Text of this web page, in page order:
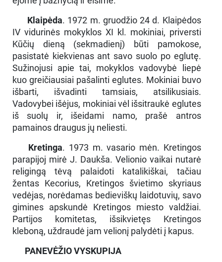
Klaipėda. 1972 m. gruodžio 24 d. Klaipėdos
IV vidurinės mokyklos XI kl. mokiniai, priversti
Kūčių dieną (sekmadienį) būti pamokose,
pasistatė kiekvienas ant savo suolo po eglutę.
Sužinojusi apie tai, mokyklos vadovybė liepė
kuo greičiausiai pašalinti eglutes. Mokiniai buvo
išbarti, išvadinti tamsiais, atsilikusiais.
Vadovybei išėjus, mokiniai vėl išsitraukė eglutes
iš suolų ir, išeidami namo, prašė antros
pamainos draugus jų neliesti.
Kretinga. 1973 m. vasario mėn. Kretingos
parapijoj mirė J. Daukša. Velionio vaikai nutarė
religingą tėvą palaidoti katalikiškai, tačiau
žentas Kecorius, Kretingos švietimo skyriaus
vedėjas, norėdamas bedieviškų laidotuvių, savo
gimines apskundė Kretingos miesto valdžiai.
Partijos komitetas, išsikvietęs Kretingos
kleboną, uždraudė jam velionį palydėti į kapus.
PANEVĖŽIO VYSKUPIJA